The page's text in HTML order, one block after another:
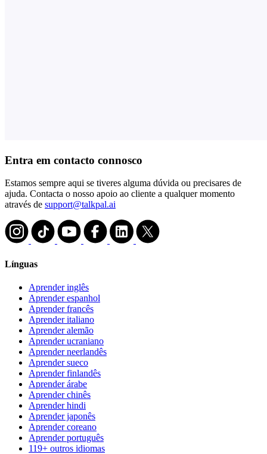
Entra em contacto connosco
Estamos sempre aqui se tiveres alguma dúvida ou precisares de
ajuda. Contacta o nosso apoio ao cliente a qualquer momento
através de support@talkpal.ai
Línguas
Aprender inglês
Aprender espanhol
Aprender francês
Aprender italiano
Aprender alemão
Aprender ucraniano
Aprender neerlandês
Aprender sueco
Aprender finlandês
Aprender árabe
Aprender chinês
Aprender hindi
Aprender japonês
Aprender coreano
Aprender português
119+ outros idiomas